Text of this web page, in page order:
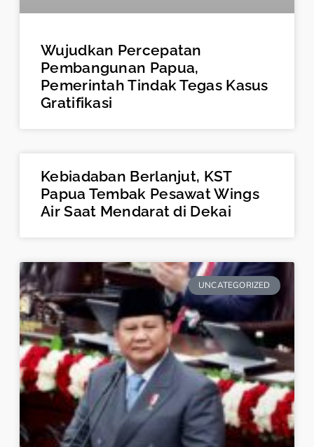
Wujudkan Percepatan
Pembangunan Papua,
Pemerintah Tindak Tegas Kasus
Gratifikasi
Kebiadaban Berlanjut, KST
Papua Tembak Pesawat Wings
Air Saat Mendarat di Dekai
UNCATEGORIZED